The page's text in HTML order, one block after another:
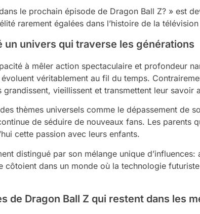
le prochain épisode de Dragon Ball Z? » est
rarement égalées dans l’histoire de la télévision
un univers qui traverse les générations
à mêler action spectaculaire et profondeur
véritablement au fil du temps.
vieillissent et transmettent leur savoir
thèmes universels comme le dépassement de
de séduire de nouveaux fans. Les parents
cette passion avec leurs enfants.
distingué par son mélange unique
dans un monde où la technologie
de Dragon Ball Z qui restent dans les